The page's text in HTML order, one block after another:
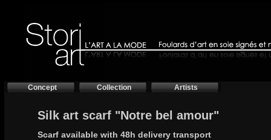
Concept Collection Artists
Silk art scarf "Notre bel amour"
Scarf available with 48h delivery transport